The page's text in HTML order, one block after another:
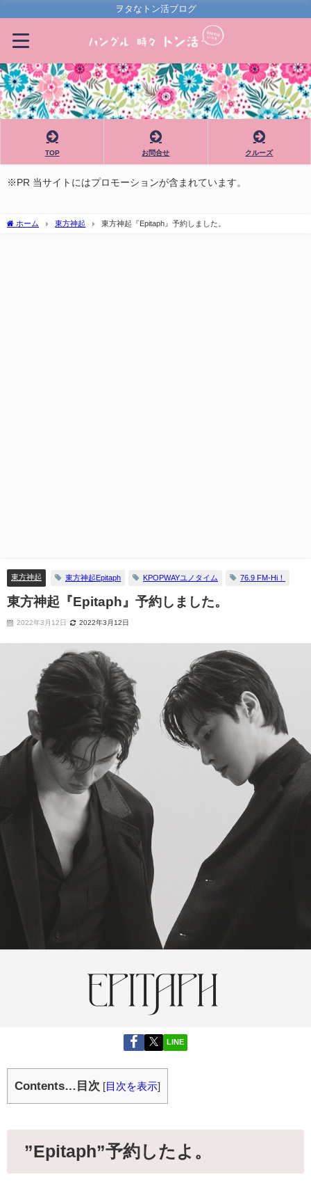
ヲタなトン活ブログ
TOP お問合せ クルーズ
※PR 当サイトにはプロモーションが含まれています。
ホーム 東方神起 東方神起『Epitaph』予約しました。
東方神起 東方神起Epitaph KPOPWAYユノタイム 76.9 FM-Hi！
東方神起『Epitaph』予約しました。
2022年3月12日 2022年3月12日
LINE
Contents…目次 [目次を表示]
”Epitaph”予約したよ。